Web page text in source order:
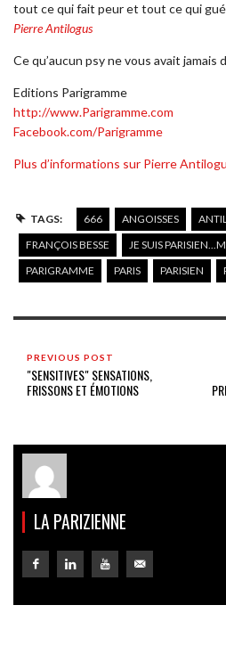
tout ce qui fait peur et tout ce qui
Pierre Antilogus
Ce qu’aucun psy ne vous avait jamais
Editions Parigramme
http://www.Parigramme.com
Facebook.com/Parigramme
Plus d’informations sur Pierre
TAGS: 666 ANGOISSES
FRANÇOIS BESSE
JE SUIS
PARIGRAMME
PARIS PARISIEN
PREVIOUS POST
"SENSITIVES" SENSATIONS,
FRISSONS ET ÉMOTIONS
LA PARIZIENNE